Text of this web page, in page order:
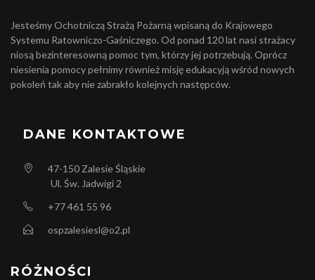
Jesteśmy Ochotniczą Strażą Pożarną wpisaną do Krajowego
Systemu Ratowniczo-Gaśniczego. Od ponad 120 lat nasi strażacy
niosą bezinteresowną pomoc tym, którzy jej potrzebują. Oprócz
niesienia pomocy pełnimy również misję edukacyją wśród nowych
pokoleń tak aby nie zabrakło kolejnych następców.
DANE KONTAKTOWE
47-150 Zalesie Śląskie
Ul. Św. Jadwigi 2
+77 461 55 96
ospzalesiesl@o2.pl
RÓŻNOŚCI